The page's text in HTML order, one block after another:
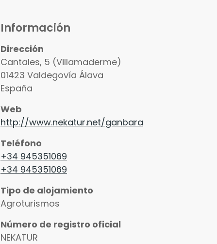
Información
Dirección
Cantales, 5 (Villamaderme)
01423 Valdegovía Álava
España
Web
http://www.nekatur.net/ganbara
Teléfono
+34 945351069
+34 945351069
Tipo de alojamiento
Agroturismos
Número de registro oficial
NEKATUR